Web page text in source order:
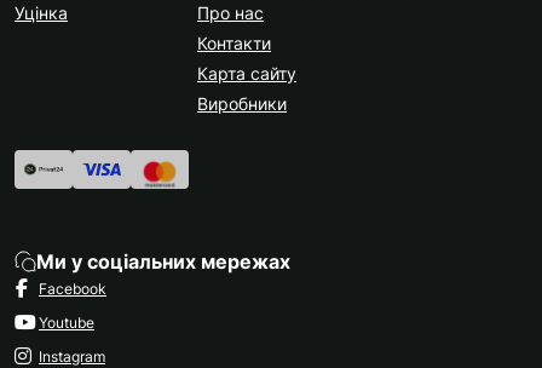
Уцінка
Про нас
Контакти
Карта сайту
Виробники
Ми у соціальних мережах
Facebook
Youtube
Instagram